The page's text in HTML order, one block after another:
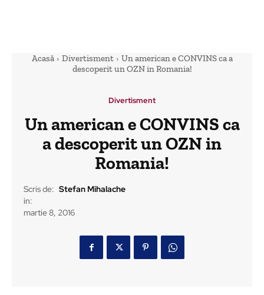
Acasă Divertisment
Un american e CONVINS ca a
descoperit un OZN in Romania!
Divertisment
Un american e CONVINS ca
a descoperit un OZN in
Romania!
Scris de: Stefan Mihalache
in:
martie 8, 2016